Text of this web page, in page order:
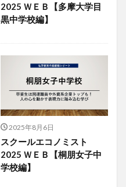
2025 ＷＥＢ【多摩大学目
黒中学校編】
2025年8月6日
スクールエコノミスト
2025 ＷＥＢ【桐朋女子中
学校編】